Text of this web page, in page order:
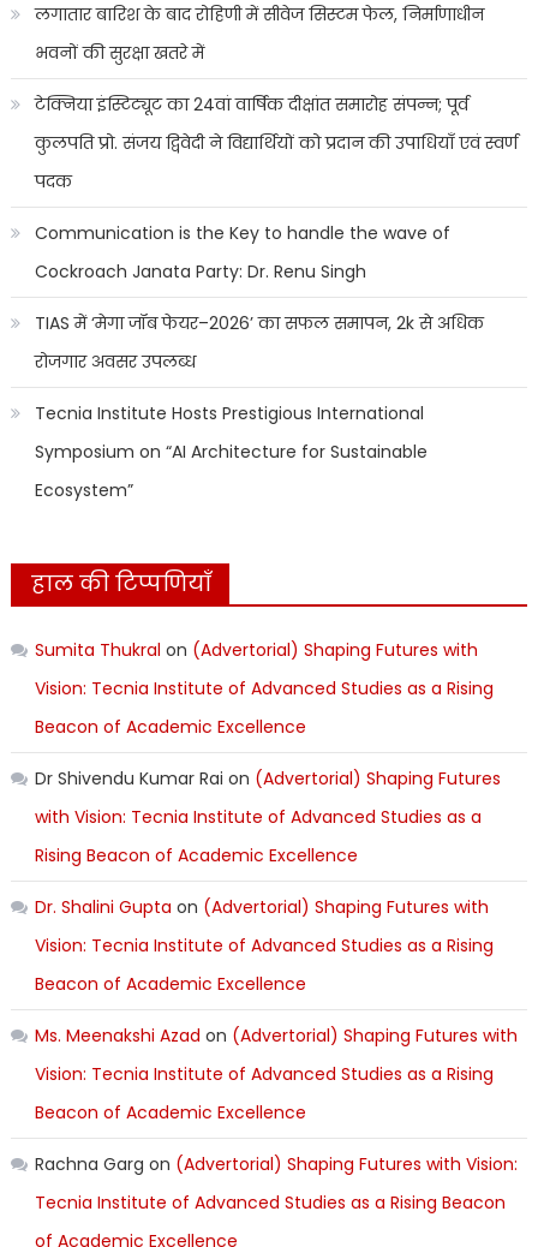
लगातार बारिश के बाद रोहिणी में सीवेज सिस्टम फेल, निर्माणाधीन
भवनों की सुरक्षा खतरे में
टेक्निया इंस्टिट्यूट का 24वां वार्षिक दीक्षांत समारोह संपन्न; पूर्व
कुलपति प्रो. संजय द्विवेदी ने विद्यार्थियों को प्रदान की उपाधियाँ एवं स्वर्ण
पदक
Communication is the Key to handle the wave of
Cockroach Janata Party: Dr. Renu Singh
TIAS में ‘मेगा जॉब फेयर–2026’ का सफल समापन, 2k से अधिक
रोजगार अवसर उपलब्ध
Tecnia Institute Hosts Prestigious International
Symposium on “AI Architecture for Sustainable
Ecosystem”
हाल की टिप्पणियाँ
Sumita Thukral on (Advertorial) Shaping Futures with
Vision: Tecnia Institute of Advanced Studies as a Rising
Beacon of Academic Excellence
Dr Shivendu Kumar Rai on (Advertorial) Shaping Futures
with Vision: Tecnia Institute of Advanced Studies as a
Rising Beacon of Academic Excellence
Dr. Shalini Gupta on (Advertorial) Shaping Futures with
Vision: Tecnia Institute of Advanced Studies as a Rising
Beacon of Academic Excellence
Ms. Meenakshi Azad on (Advertorial) Shaping Futures with
Vision: Tecnia Institute of Advanced Studies as a Rising
Beacon of Academic Excellence
Rachna Garg on (Advertorial) Shaping Futures with Vision:
Tecnia Institute of Advanced Studies as a Rising Beacon
of Academic Excellence